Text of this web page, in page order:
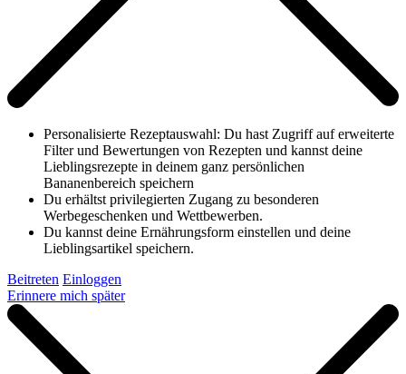
Personalisierte Rezeptauswahl: Du hast Zugriff auf erweiterte
Filter und Bewertungen von Rezepten und kannst deine
Lieblingsrezepte in deinem ganz persönlichen
Bananenbereich speichern
Du erhältst privilegierten Zugang zu besonderen
Werbegeschenken und Wettbewerben.
Du kannst deine Ernährungsform einstellen und deine
Lieblingsartikel speichern.
Beitreten Einloggen
Erinnere mich später